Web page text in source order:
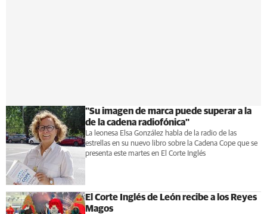
"Su imagen de marca puede superar a la
de la cadena radiofónica"
La leonesa Elsa González habla de la radio de las
estrellas en su nuevo libro sobre la Cadena Cope que se
presenta este martes en El Corte Inglés
El Corte Inglés de León recibe a los Reyes
Magos